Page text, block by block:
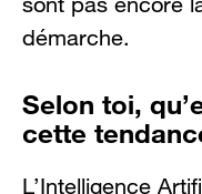
démarche.
Selon toi,
cette
L’Intelligence